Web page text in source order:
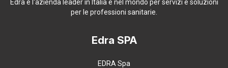
Edra è l'azienda leader in Italia e nel mondo per servizi e soluzioni
per le professioni sanitarie.
Edra SPA
EDRA Spa